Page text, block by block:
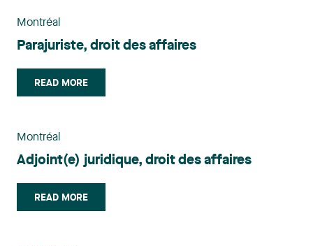
Montréal
Parajuriste, droit des affaires
READ MORE
Montréal
Adjoint(e) juridique, droit des affaires
READ MORE